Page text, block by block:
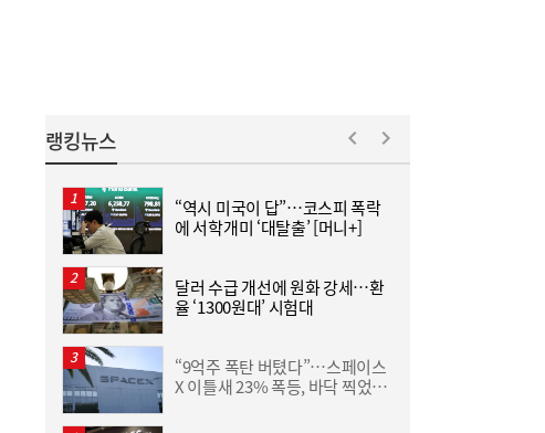
14:24
김민석 “갈등 제로” vs 정청래 “한 번 배신하
면 또”…제주서 난타전
랭킹뉴스
“역시 미국이 답”…코스피 폭락
에 서학개미 ‘대탈출’ [머니+]
달러 수급 개선에 원화 강세…환
율 ‘1300원대’ 시험대
“9억주 폭탄 버텼다”…스페이스
X 이틀새 23% 폭등, 바닥 찍었나